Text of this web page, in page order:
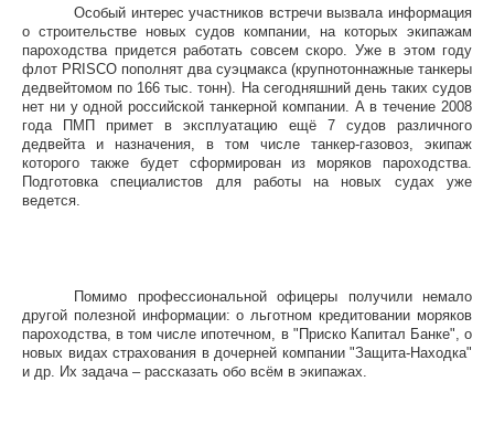
Особый интерес участников встречи вызвала информация
о строительстве новых судов компании, на которых экипажам
пароходства придется работать совсем скоро. Уже в этом году
флот PRISCO пополнят два суэцмакса (крупнотоннажные танкеры
дедвейтомом по 166 тыс. тонн). На сегодняшний день таких судов
нет ни у одной российской танкерной компании. А в течение 2008
года ПМП примет в эксплуатацию ещё 7 судов различного
дедвейта и назначения, в том числе танкер-газовоз, экипаж
которого также будет сформирован из моряков пароходства.
Подготовка специалистов для работы на новых судах уже
ведется.
Помимо профессиональной офицеры получили немало
другой полезной информации: о льготном кредитовании моряков
пароходства, в том числе ипотечном, в "Приско Капитал Банке", о
новых видах страхования в дочерней компании "Защита-Находка"
и др. Их задача – рассказать обо всём в экипажах.